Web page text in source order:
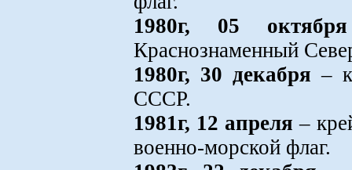
1980г, 05 октября
Краснознаменный
1980г, 30 декабря –
СССР.
1981г, 12 апреля –
военно-морской флаг.